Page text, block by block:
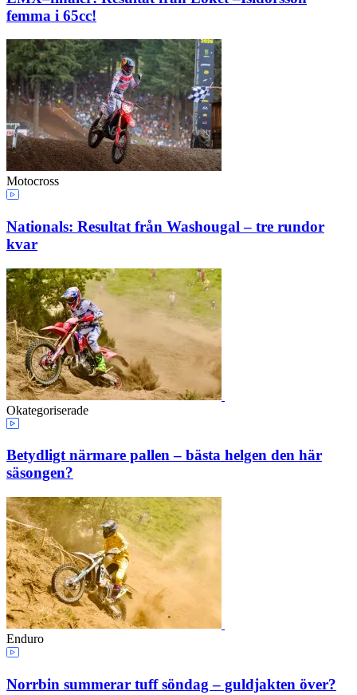
femma i 65cc!
Motocross
Nationals: Resultat från Washougal – tre rundor
kvar
Okategoriserade
Betydligt närmare pallen – bästa helgen den här
säsongen?
Enduro
Norrbin summerar tuff söndag – guldjakten över?